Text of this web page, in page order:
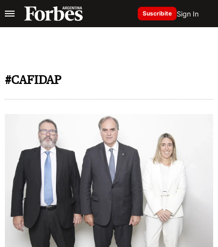
Suscribite Sign In
#CAFIDAP